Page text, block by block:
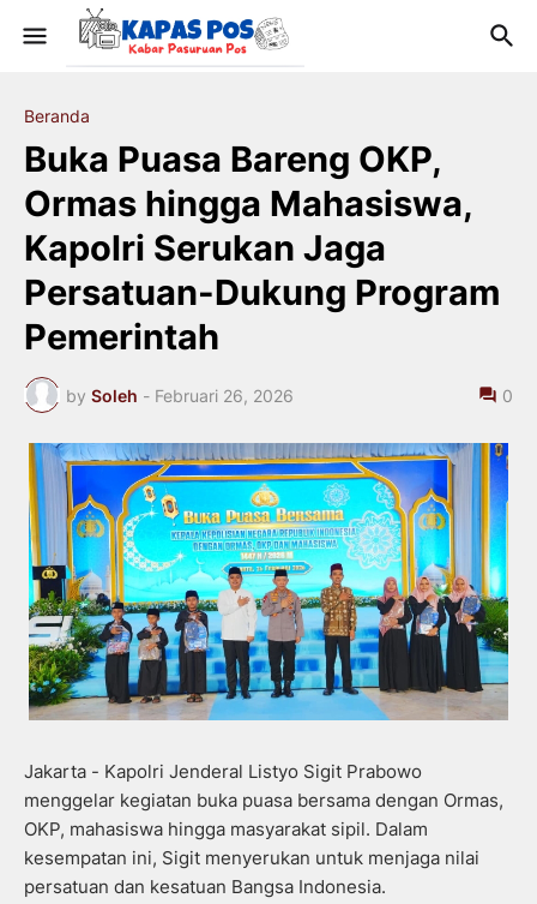
Beranda
Buka Puasa Bareng OKP,
Ormas hingga Mahasiswa,
Kapolri Serukan Jaga
Persatuan-Dukung Program
Pemerintah
by Soleh - Februari 26, 2026 0
Jakarta - Kapolri Jenderal Listyo Sigit Prabowo
menggelar kegiatan buka puasa bersama dengan Ormas,
OKP, mahasiswa hingga masyarakat sipil. Dalam
kesempatan ini, Sigit menyerukan untuk menjaga nilai
persatuan dan kesatuan Bangsa Indonesia.